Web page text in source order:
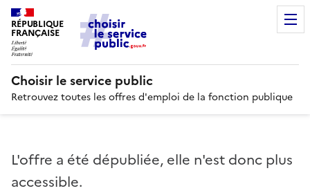
RÉPUBLIQUE
FRANÇAISE
Choisir le service public
Retrouvez toutes les offres d'emploi de la fonction publique
L'offre a été dépubliée, elle n'est donc plus
accessible.